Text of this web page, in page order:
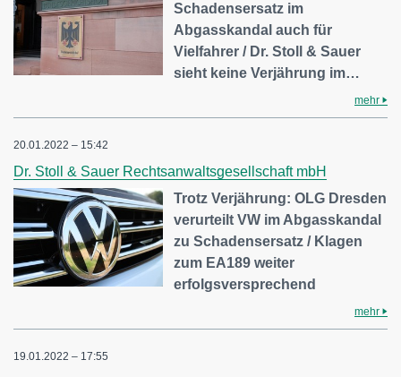
Schadensersatz im
Abgasskandal auch für
Vielfahrer / Dr. Stoll & Sauer
sieht keine Verjährung im…
mehr
20.01.2022 – 15:42
Dr. Stoll & Sauer Rechtsanwaltsgesellschaft mbH
Trotz Verjährung: OLG Dresden
verurteilt VW im Abgasskandal
zu Schadensersatz / Klagen
zum EA189 weiter
erfolgsversprechend
mehr
19.01.2022 – 17:55